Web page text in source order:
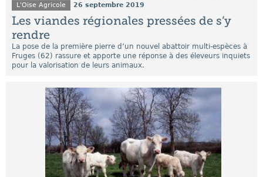
L'Oise Agricole 26 septembre 2019
Les viandes régionales pressées de s’y
rendre
La pose de la première pierre d’un nouvel abattoir multi-espèces à
Fruges (62) rassure et apporte une réponse à des éleveurs inquiets
pour la valorisation de leurs animaux.